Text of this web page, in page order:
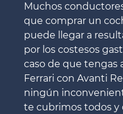
Muchos
que comprar un
puede llegar a
por los costesos
caso de que tengas
Ferrari con Avanti
ningún
te cubrimos todos y